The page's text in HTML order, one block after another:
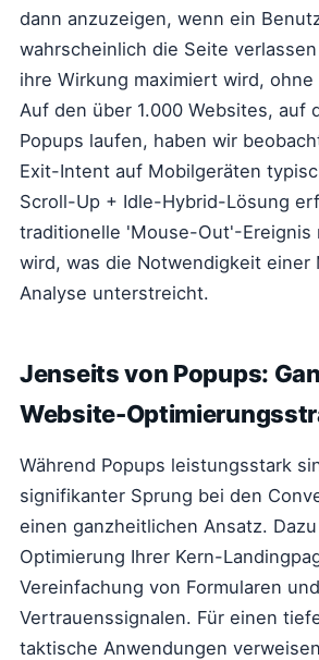
dann anzuzeigen, wenn ein
wahrscheinlich die Seite
ihre Wirkung maximiert wird,
Auf den über 1.000 Websites, auf
Popups laufen, haben wir
Exit-Intent auf Mobilgeräten
Scroll-Up + Idle-Hybrid-Lösung
traditionelle 'Mouse-Out'-Ereignis
wird, was die Notwendigkeit einer
Analyse unterstreicht.
Jenseits von Popups:
Website-
Während Popups leistungsstark
signifikanter Sprung bei den
einen ganzheitlichen Ansatz.
Optimierung Ihrer Kern-
Vereinfachung von Formularen
Vertrauenssignalen. Für einen
taktische Anwendungen